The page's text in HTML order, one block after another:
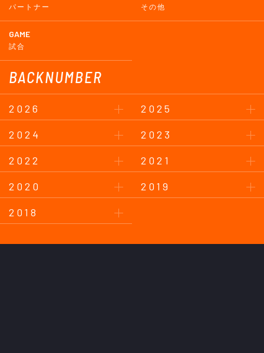
パートナー その他
GAME
試合
BACKNUMBER
2026
2025
2024
2023
2022
2021
2020
2019
2018